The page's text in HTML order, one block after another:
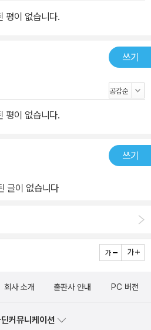
든 분들에게 훌륭한 길잡이가 될 수
습니다. 또한 ‘미술해부학’이 바탕에
하는 이미지와 가장 가까운 모습을
임'을 넣어 일러스트레이터가 되는
쉽게 배우는 만화 배경
그 자체입니다. 캐릭터가 지금 걸어가
니다. 원근법을 배워야 다양한 배경을
다. 먼저 원리를 알고 원하는 그림에 자
평이 없습니다.
쓰기
평이 없습니다.
쓰기
글이 없습니다
회사 소개 출판사 안내 PC 버전
커뮤니케이션